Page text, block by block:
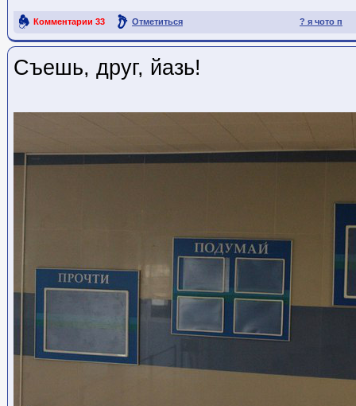
? я чото п
Комментарии 33 Отметиться
Ссылка на пост
Съешь, друг, йазь!